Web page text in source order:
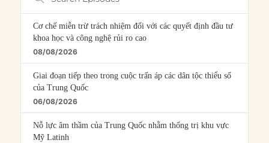
Episodes
Cơ chế miễn trừ trách nhiệm đối với các quyết định đầu tư
khoa học và công nghệ rủi ro cao
08/08/2026
Giai đoạn tiếp theo trong cuộc trấn áp các dân tộc thiểu số
của Trung Quốc
06/08/2026
Nỗ lực âm thầm của Trung Quốc nhằm thống trị khu vực
Mỹ Latinh